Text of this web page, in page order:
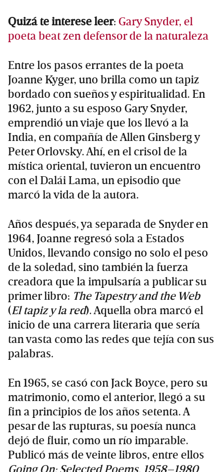
Quizá te interese leer: Gary Snyder, el
poeta beat zen defensor de la naturaleza
Entre los pasos errantes de la poeta
Joanne Kyger, uno brilla como un tapiz
bordado con sueños y espiritualidad. En
1962, junto a su esposo Gary Snyder,
emprendió un viaje que los llevó a la
India, en compañía de Allen Ginsberg y
Peter Orlovsky. Ahí, en el crisol de la
mística oriental, tuvieron un encuentro
con el Dalái Lama, un episodio que
marcó la vida de la autora.
Años después, ya separada de Snyder en
1964, Joanne regresó sola a Estados
Unidos, llevando consigo no solo el peso
de la soledad, sino también la fuerza
creadora que la impulsaría a publicar su
primer libro: The Tapestry and the Web
(El tapiz y la red). Aquella obra marcó el
inicio de una carrera literaria que sería
tan vasta como las redes que tejía con sus
palabras.
En 1965, se casó con Jack Boyce, pero su
matrimonio, como el anterior, llegó a su
fin a principios de los años setenta. A
pesar de las rupturas, su poesía nunca
dejó de fluir, como un río imparable.
Publicó más de veinte libros, entre ellos